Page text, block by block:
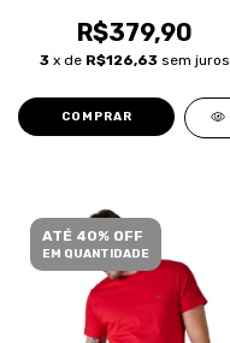
R$379,90
3 x de R$126,63 sem juros
COMPRAR
ATÉ 40% OFF
EM QUANTIDADE